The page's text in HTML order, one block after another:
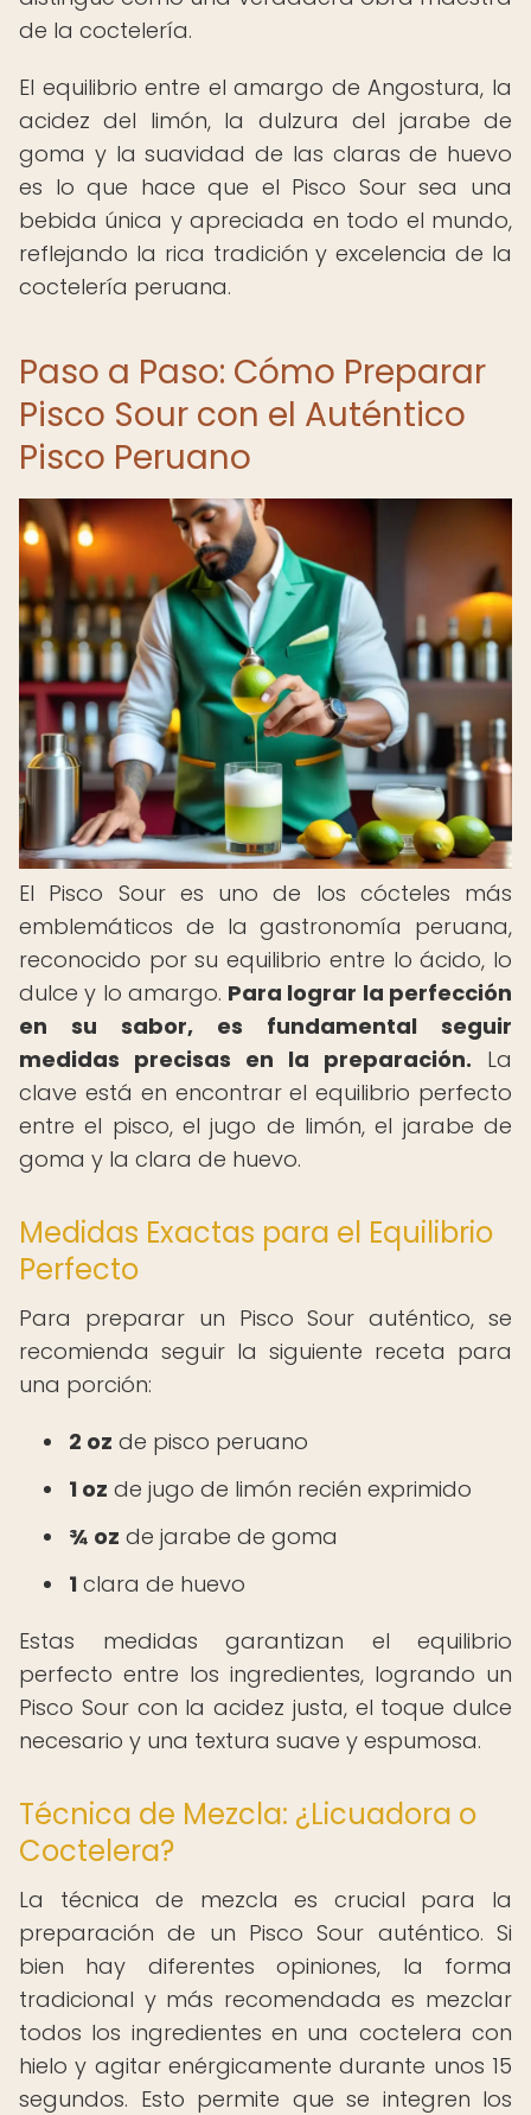
de la coctelería.
El equilibrio entre el amargo de Angostura, la
acidez del limón, la dulzura del jarabe de
goma y la suavidad de las claras de huevo
es lo que hace que el Pisco Sour sea una
bebida única y apreciada en todo el mundo,
reflejando la rica tradición y excelencia de la
coctelería peruana.
Paso a Paso: Cómo Preparar
Pisco Sour con el Auténtico
Pisco Peruano
El Pisco Sour es uno de los cócteles más
emblemáticos de la gastronomía peruana,
reconocido por su equilibrio entre lo ácido, lo
dulce y lo amargo. Para lograr la perfección
en su sabor, es fundamental seguir
medidas precisas en la preparación. La
clave está en encontrar el equilibrio perfecto
entre el pisco, el jugo de limón, el jarabe de
goma y la clara de huevo.
Medidas Exactas para el Equilibrio
Perfecto
Para preparar un Pisco Sour auténtico, se
recomienda seguir la siguiente receta para
una porción:
2 oz de pisco peruano
1 oz de jugo de limón recién exprimido
¾ oz de jarabe de goma
1 clara de huevo
Estas medidas garantizan el equilibrio
perfecto entre los ingredientes, logrando un
Pisco Sour con la acidez justa, el toque dulce
necesario y una textura suave y espumosa.
Técnica de Mezcla: ¿Licuadora o
Coctelera?
La técnica de mezcla es crucial para la
preparación de un Pisco Sour auténtico. Si
bien hay diferentes opiniones, la forma
tradicional y más recomendada es mezclar
todos los ingredientes en una coctelera con
hielo y agitar enérgicamente durante unos 15
segundos. Esto permite que se integren los